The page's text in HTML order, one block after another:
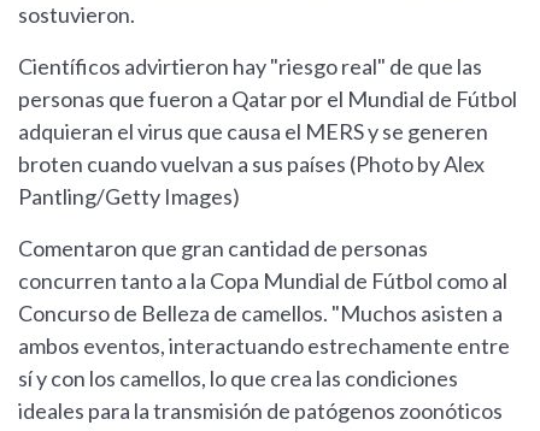
sostuvieron.
Científicos advirtieron hay "riesgo real" de que las
personas que fueron a Qatar por el Mundial de Fútbol
adquieran el virus que causa el MERS y se generen
broten cuando vuelvan a sus países (Photo by Alex
Pantling/Getty Images)
Comentaron que gran cantidad de personas
concurren tanto a la Copa Mundial de Fútbol como al
Concurso de Belleza de camellos. "Muchos asisten a
ambos eventos, interactuando estrechamente entre
sí y con los camellos, lo que crea las condiciones
ideales para la transmisión de patógenos zoonóticos